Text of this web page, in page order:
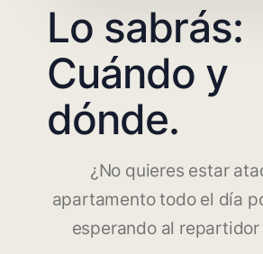
Lo sabrás:
Cuándo y
dónde.
¿No quieres estar
apartamento todo el día
esperando al repartidor